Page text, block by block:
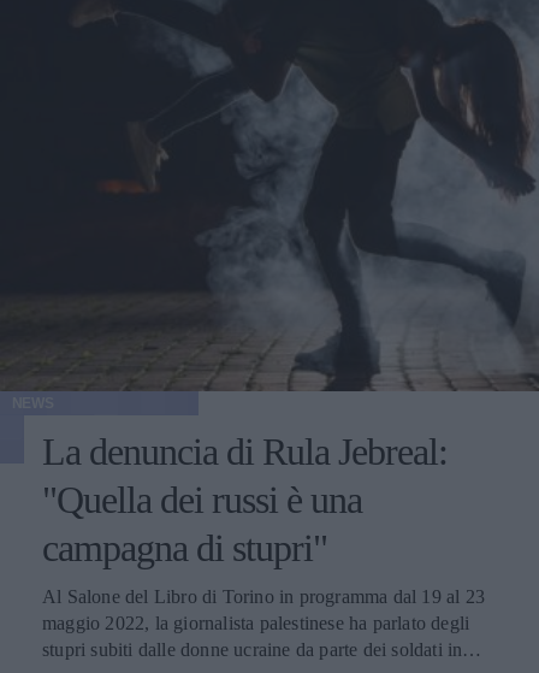
La denuncia di Rula Jebreal:
"Quella dei russi è una
campagna di stupri"
Al Salone del Libro di Torino in programma dal 19 al 23
maggio 2022, la giornalista palestinese ha parlato degli
stupri subiti dalle donne ucraine da parte dei soldati in